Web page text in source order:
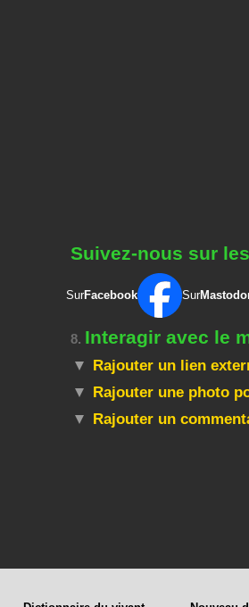
Suivez-nous sur
SurFacebook Sur
8. Interagir avec le
Rajouter un lien
Rajouter une photo
Rajouter un